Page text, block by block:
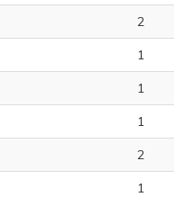
2
1
1
1
2
1